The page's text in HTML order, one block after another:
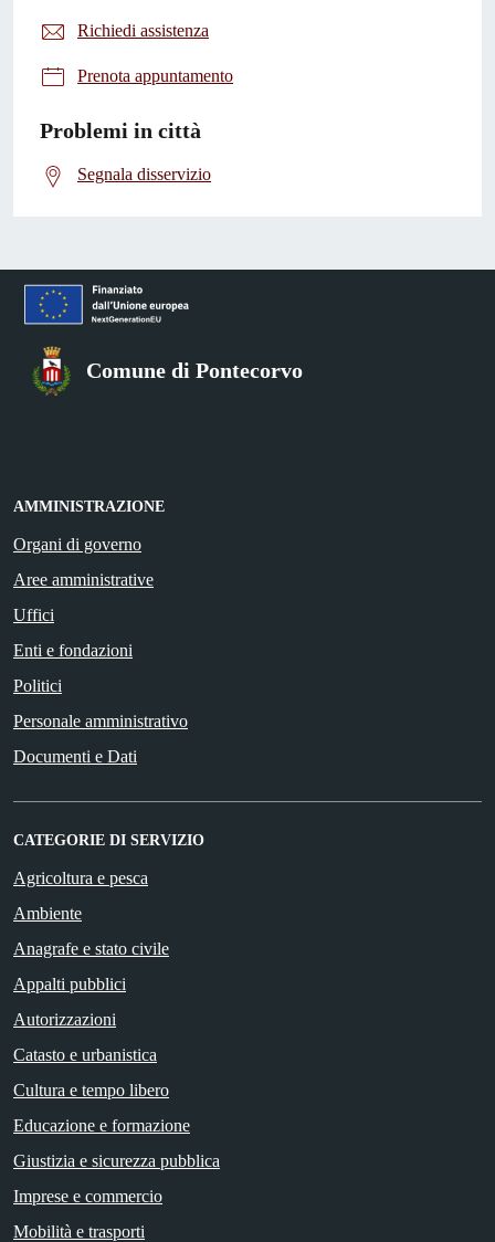
Richiedi assistenza
Prenota appuntamento
Problemi in città
Segnala disservizio
Comune di Pontecorvo
AMMINISTRAZIONE
Organi di governo
Aree amministrative
Uffici
Enti e fondazioni
Politici
Personale amministrativo
Documenti e Dati
CATEGORIE DI SERVIZIO
Agricoltura e pesca
Ambiente
Anagrafe e stato civile
Appalti pubblici
Autorizzazioni
Catasto e urbanistica
Cultura e tempo libero
Educazione e formazione
Giustizia e sicurezza pubblica
Imprese e commercio
Mobilità e trasporti